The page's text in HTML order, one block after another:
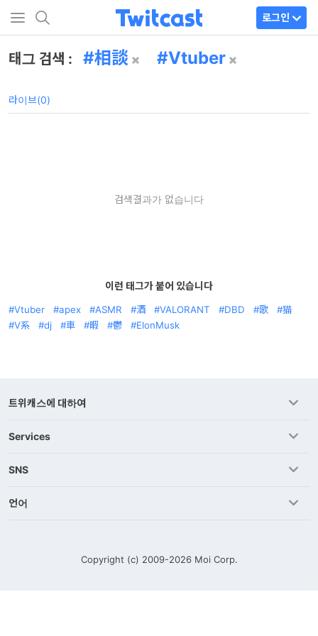
로그인
태그 검색 : 相談 Vtuber
라이브(0)
검색결과가 없습니다
이런 태그가 붙어 있습니다
Vtuber apex ASMR 酒 VALORANT DBD 歌
猫
V系
dj 車 暇 鬱 ElonMusk
트위캐스에 대하여
Services
SNS
언어
Copyright (c) 2009-2026 Moi Corp.